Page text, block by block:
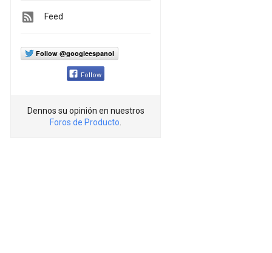
Feed
Follow @googleespanol
Follow
Dennos su opinión en nuestros
Foros de Producto